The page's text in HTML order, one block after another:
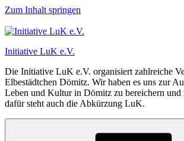
Zum Inhalt springen
Initiative LuK e.V.
Die Initiative LuK e.V. organisiert zahlreiche
Elbestädtchen Dömitz. Wir haben es uns zur
Leben und Kultur in Dömitz zu bereichern und
dafür steht auch die Abkürzung LuK.